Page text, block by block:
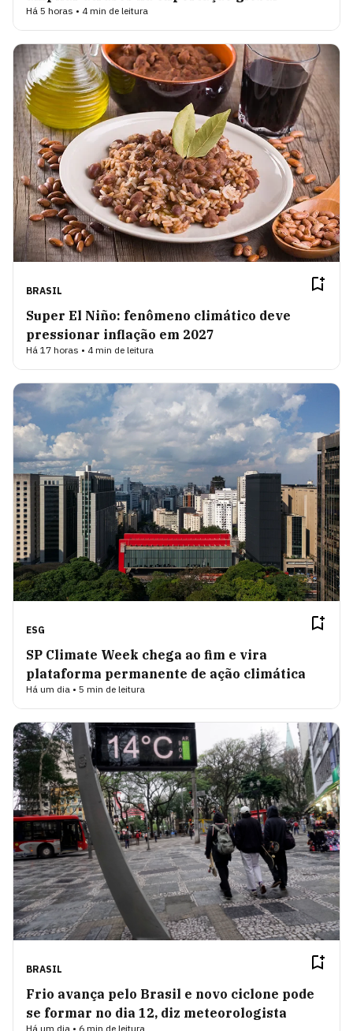
Há 5 horas • 4 min de leitura
BRASIL
Super El Niño: fenômeno climático deve
pressionar inflação em 2027
Há 17 horas • 4 min de leitura
ESG
SP Climate Week chega ao fim e vira
plataforma permanente de ação climática
Há um dia • 5 min de leitura
BRASIL
Frio avança pelo Brasil e novo ciclone pode
se formar no dia 12, diz meteorologista
Há um dia • 6 min de leitura